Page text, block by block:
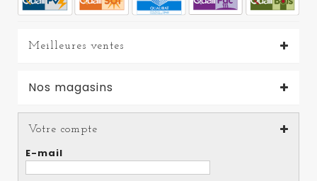
Meilleures ventes
Nos magasins
Votre compte
E-mail